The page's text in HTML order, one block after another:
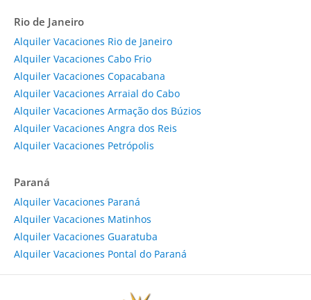
Rio de Janeiro
Alquiler Vacaciones Rio de Janeiro
Alquiler Vacaciones Cabo Frio
Alquiler Vacaciones Copacabana
Alquiler Vacaciones Arraial do Cabo
Alquiler Vacaciones Armação dos Búzios
Alquiler Vacaciones Angra dos Reis
Alquiler Vacaciones Petrópolis
Paraná
Alquiler Vacaciones Paraná
Alquiler Vacaciones Matinhos
Alquiler Vacaciones Guaratuba
Alquiler Vacaciones Pontal do Paraná